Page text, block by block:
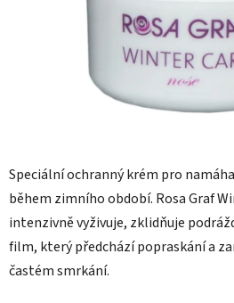
Speciální ochranný krém pro
během zimního období. Rosa Graf
intenzivně vyživuje, zklidňuje
film, který předchází popraskání a
častém smrkání.